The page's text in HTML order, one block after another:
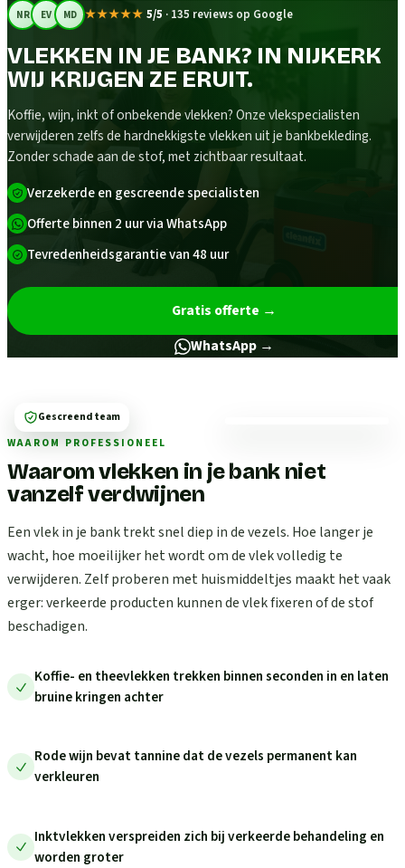
NR EV MD ★★★★★ 5/5 · 135 reviews op Google
VLEKKEN IN JE BANK? IN NIJKERK
WIJ KRIJGEN ZE ERUIT.
Koffie, wijn, inkt of onbekende vlekken? Onze vlekspecialisten
verwijderen zelfs de hardnekkigste vlekken uit je bankbekleding.
Zonder schade aan de stof, met zichtbaar resultaat.
Verzekerde en gescreende specialisten
Offerte binnen 2 uur via WhatsApp
Tevredenheidsgarantie van 48 uur
Gratis offerte →
WhatsApp →
WAAROM PROFESSIONEEL
Waarom vlekken in je bank niet
vanzelf verdwijnen
Een vlek in je bank trekt snel diep in de vezels. Hoe langer je
wacht, hoe moeilijker het wordt om de vlek volledig te
verwijderen. Zelf proberen met huismiddeltjes maakt het vaak
erger: verkeerde producten kunnen de vlek fixeren of de stof
beschadigen.
Koffie- en theevlekken trekken binnen seconden in en laten
bruine kringen achter
Rode wijn bevat tannine dat de vezels permanent kan
verkleuren
Inktvlekken verspreiden zich bij verkeerde behandeling en
worden groter
Gescreend team